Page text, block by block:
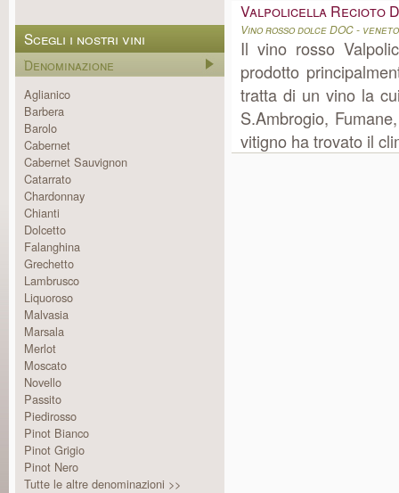
Scegli i nostri vini
Denominazione
Aglianico
Barbera
Barolo
Cabernet
Cabernet Sauvignon
Catarrato
Chardonnay
Chianti
Dolcetto
Falanghina
Grechetto
Lambrusco
Liquoroso
Malvasia
Marsala
Merlot
Moscato
Novello
Passito
Piedirosso
Pinot Bianco
Pinot Grigio
Pinot Nero
Tutte le altre denominazioni >>
Valpolicella Recioto
Vino rosso dolce DOC - veneto
Il vino rosso
prodotto
tratta di un vino la
S.Ambrogio,
vitigno ha trovato il